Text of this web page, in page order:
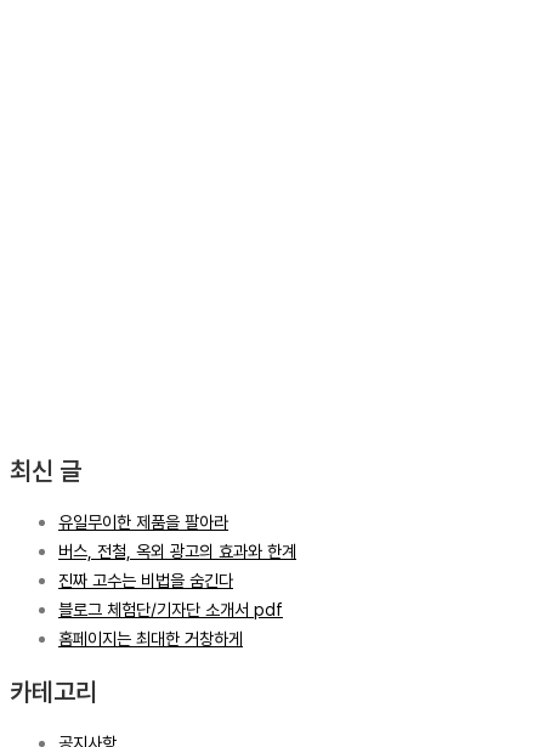
최신 글
유일무이한 제품을 팔아라
버스, 전철, 옥외 광고의 효과와 한계
진짜 고수는 비법을 숨긴다
블로그 체험단/기자단 소개서 pdf
홈페이지는 최대한 거창하게
카테고리